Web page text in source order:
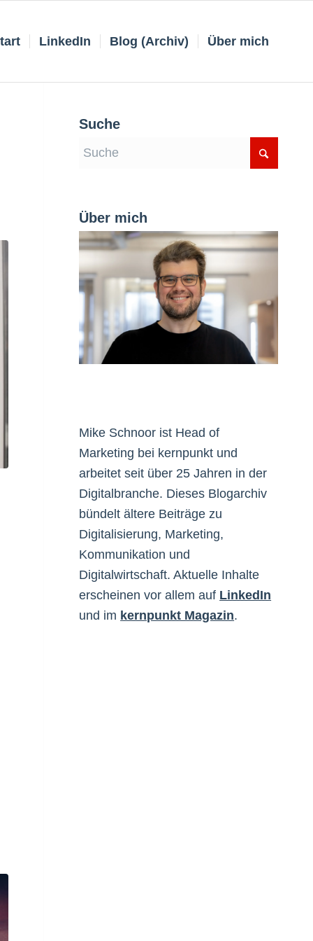
LinkedIn Blog (Archiv) Über mich
Suche
Über mich
Mike Schnoor ist Head of
Marketing bei kernpunkt und
arbeitet seit über 25 Jahren in der
Digitalbranche. Dieses Blogarchiv
bündelt ältere Beiträge zu
Digitalisierung, Marketing,
Kommunikation und
Digitalwirtschaft. Aktuelle Inhalte
erscheinen vor allem auf LinkedIn
und im kernpunkt Magazin.